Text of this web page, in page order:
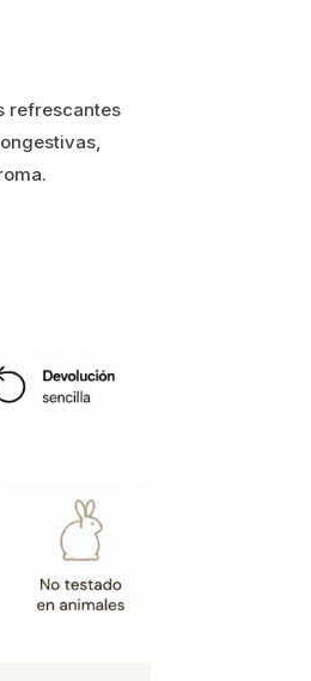
refrescantes